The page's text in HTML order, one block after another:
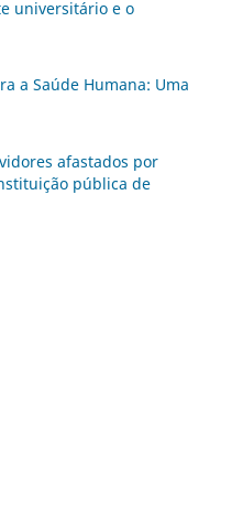
universitário e o
a Saúde Humana: Uma
afastados por
pública de